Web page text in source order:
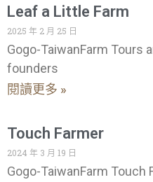
Leaf a Little Farm
2025 年 2 月 25 日
Gogo-TaiwanFarm Tours
founders
閱讀更多 »
Touch Farmer
2024 年 3 月 19 日
Gogo-TaiwanFarm Touch